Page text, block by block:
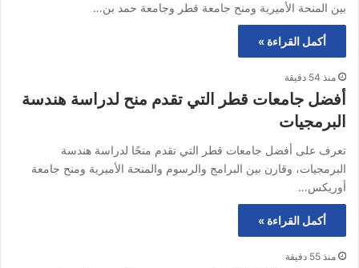
بين المنحة الأميرية ومنح جامعة قطر وجامعة حمد بن…
أكمل القراءة »
منذ 54 دقيقة
أفضل جامعات قطر التي تقدم منح لدراسة هندسة
البرمجيات
تعرف على أفضل جامعات قطر التي تقدم منحًا لدراسة هندسة
البرمجيات، وقارن بين البرامج والرسوم والمنحة الأميرية ومنح جامعة
أوريكس…
أكمل القراءة »
منذ 55 دقيقة